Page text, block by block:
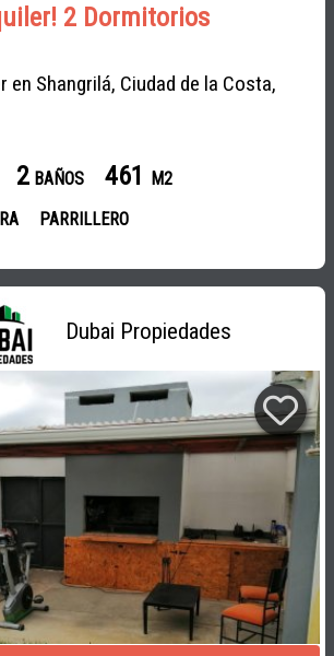
2 Dormitorios
en Shangrilá, Ciudad de la Costa,
2 BAÑOS 461 M2
PARRILLERO
Dubai Propiedades